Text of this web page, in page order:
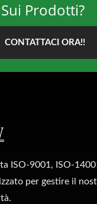
Prodotti?
CONTATTACI ORA!!
ISO-9001, ISO-
per gestire il